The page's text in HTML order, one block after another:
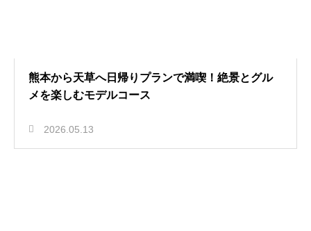
熊本から天草へ日帰りプランで満喫！絶景とグル
メを楽しむモデルコース
2026.05.13